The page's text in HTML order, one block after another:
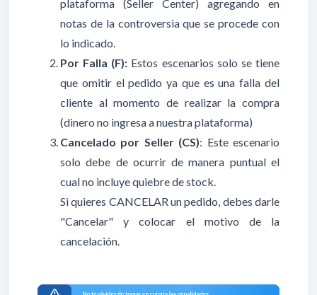
plataforma (Seller Center) agregando en
notas de la controversia que se procede con
lo indicado.
Por Falla (F): Estos escenarios solo se tiene
que omitir el pedido ya que es una falla del
cliente al momento de realizar la compra
(dinero no ingresa a nuestra plataforma)
Cancelado por Seller (CS): Este escenario
solo debe de ocurrir de manera puntual el
cual no incluye quiebre de stock.
Si quieres CANCELAR un pedido, debes darle
"Cancelar" y colocar el motivo de la
cancelación.